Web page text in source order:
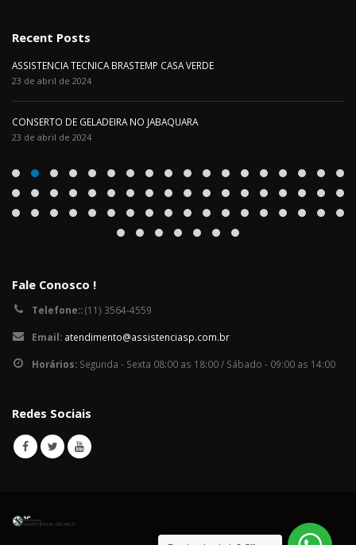
Recent Posts
ASSISTENCIA TECNICA BRASTEMP CASA VERDE
23 de abril de 2024
CONSERTO DE GELADEIRA NO JABAQUARA
23 de abril de 2024
Fale Conosco !
Telefone::(11) 3564-4559
Email: atendimento@assistenciasp.com.br
Horários: Segunda - Sexta 08:00 as 18:00 / Sábado - 09:00 as 14:00
Redes Sociais